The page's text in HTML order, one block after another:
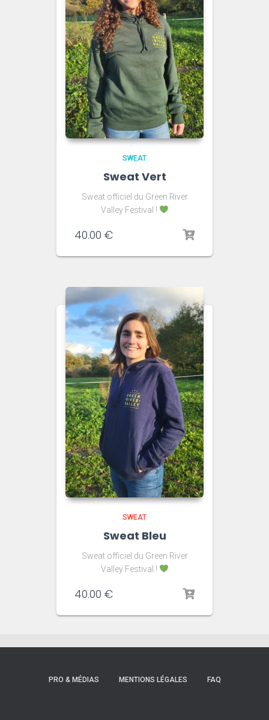
SWEAT
Sweat Vert
Sweat officiel du Green River
Valley Festival !
40.00 €
SWEAT
Sweat Bleu
Sweat officiel du Green River
Valley Festival !
40.00 €
PRO & MÉDIAS MENTIONS LÉGALES FAQ